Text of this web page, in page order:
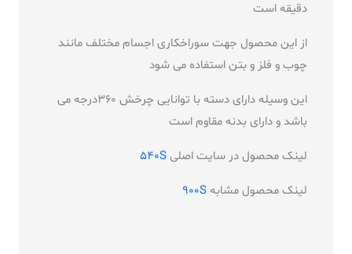
دقیقه است
از این محصول جهت سوراخکاری اجسام مختلف مانند
چوب و فلز و بتن استفاده می شود
این وسیله دارای دسته با توانایی چرخش 360درجه می
باشد و دارای بدنه مقاوم است
لینک محصول در سایت اصلی540S
لینک محصول مشابه900S